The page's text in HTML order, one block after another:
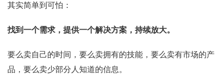
其实简单到可怕：
找到一个需求，提供一个解决方案，持续放大。
要么卖自己的时间，要么卖拥有的技能，要么卖有市场的产
品，要么卖少部分人知道的信息。